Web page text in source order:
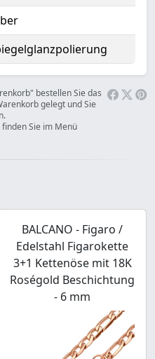
bestellen Sie das
gelegt und Sie
Sie im Menü
BALCANO - Figaro /
Edelstahl Figarokette
3+1 Kettenöse mit 18K
Roségold Beschichtung
- 6 mm